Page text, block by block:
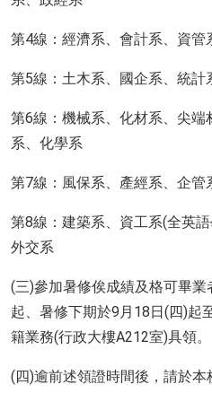
第4線：經濟系、會計系、資管
第5線：土木系、國企系、統計
第6線：機械系、化材系、尖端
系、化學系
第7線：風保系、產經系、企管
第8線：建築系、資工系(全英
外交系
(三)參加暑修俟成績及格可畢
起、暑修下期於9月18日(四)起
籍業務(行政大樓A212室)具領。
(四)逾前述領證時間後，請於